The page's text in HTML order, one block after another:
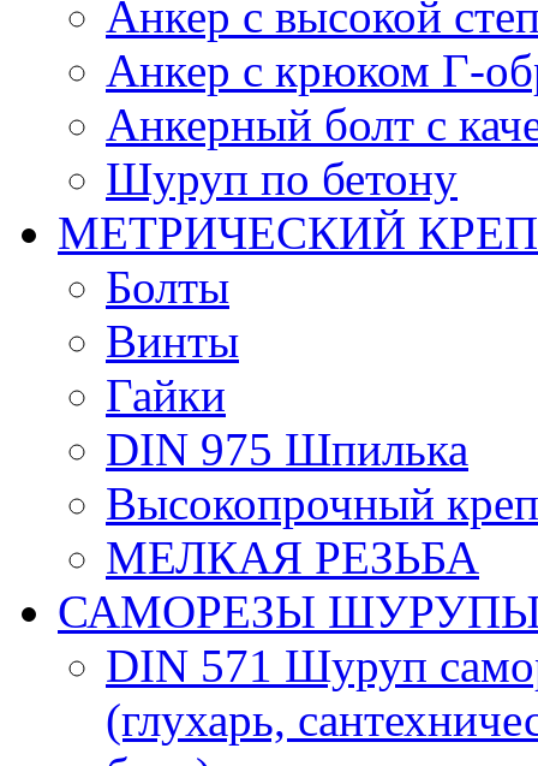
Анкер с высокой
Анкер с крюком Г-
Анкерный болт с
Шуруп по бетону
МЕТРИЧЕСКИЙ
Болты
Винты
Гайки
DIN 975 Шпилька
Высокопрочный
МЕЛКАЯ РЕЗЬБА
САМОРЕЗЫ
DIN 571 Шуруп
(глухарь,